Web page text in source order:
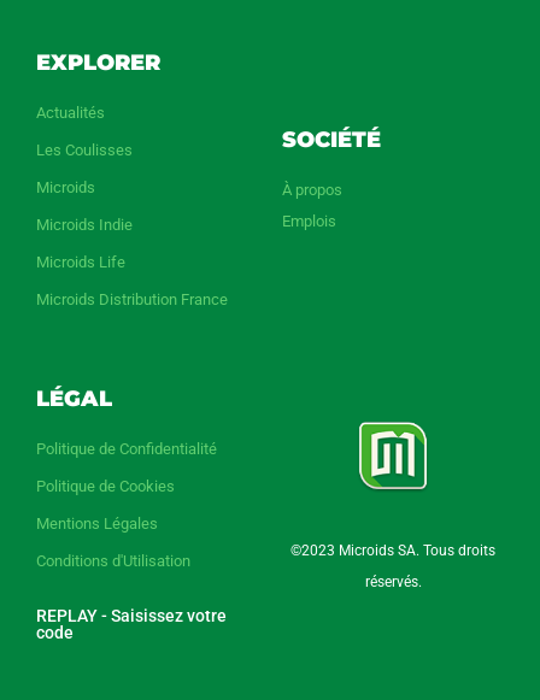
EXPLORER
Actualités
Les Coulisses
Microids
Microids Indie
Microids Life
Microids Distribution France
SOCIÉTÉ
À propos
Emplois
LÉGAL
Politique de Confidentialité
Politique de Cookies
Mentions Légales
Conditions d'Utilisation
REPLAY - Saisissez votre
code
©2023 Microids SA. Tous droits
réservés.